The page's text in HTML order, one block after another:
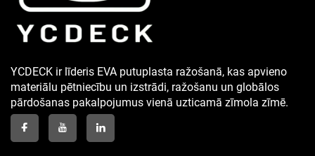
YCDECK ir līderis EVA putuplasta ražošanā, kas apvieno
materiālu pētniecību un izstrādi, ražošanu un globālos
pārdošanas pakalpojumus vienā uzticamā zīmola zīmē.